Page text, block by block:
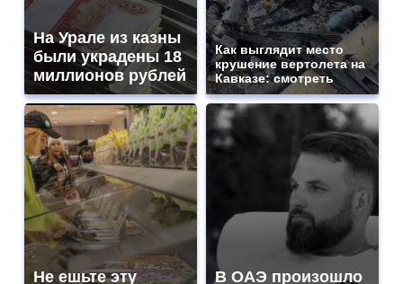
На Урале из казны
были украдены 18
миллионов рублей
Как выглядит место
крушение вертолета на
Кавказе: смотреть
Не ешьте эту
В ОАЭ произошло